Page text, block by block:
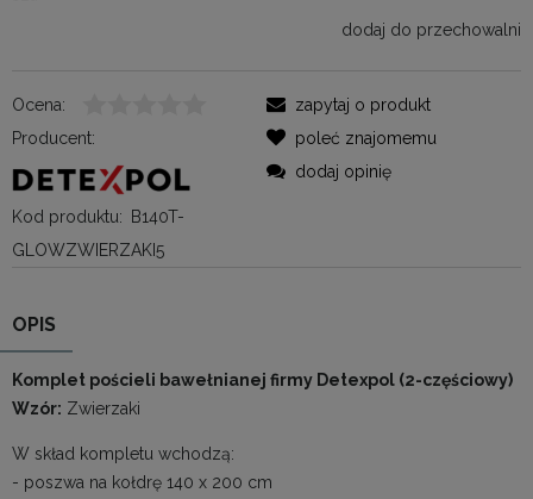
dodaj do przechowalni
Ocena:
Producent:
Kod produktu:
B140T-
GLOWZWIERZAKI5
zapytaj o produkt
poleć znajomemu
dodaj opinię
OPIS
Komplet pościeli bawełnianej firmy Detexpol (2-częściowy)
Wzór: Zwierzaki
W skład kompletu wchodzą:
- poszwa na kołdrę 140 x 200 cm